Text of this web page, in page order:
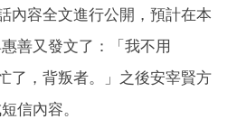
內容全文進行公開，預計在本
善又發文了：「我不用
了，背叛者。」之後安宰賢方
信內容。